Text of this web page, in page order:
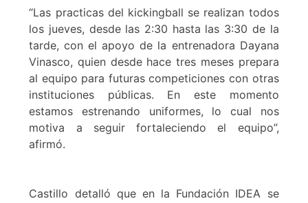
“Las practicas del kickingball se realizan todos
los jueves, desde las 2:30 hasta las 3:30 de la
tarde, con el apoyo de la entrenadora Dayana
Vinasco, quien desde hace tres meses prepara
al equipo para futuras competiciones con otras
instituciones públicas. En este momento
estamos estrenando uniformes, lo cual nos
motiva a seguir fortaleciendo el equipo”,
afirmó.
Castillo detalló que en la Fundación IDEA se